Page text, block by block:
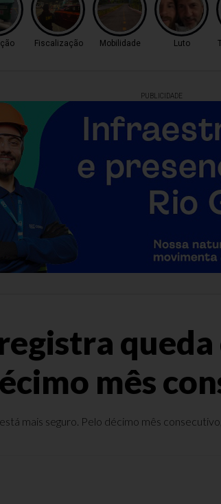
Fiscalização Mobilidade Luto
PUBLICIDADE
mês
mais seguro. Pelo décimo mês